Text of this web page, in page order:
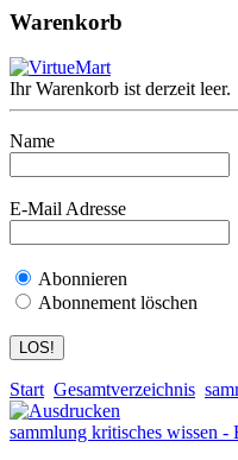
Warenkorb
Ihr Warenkorb ist derzeit leer.
Name
E-Mail Adresse
Abonnieren
Abonnement löschen
Start Gesamtverzeichnis
sammlung kritisches wissen -